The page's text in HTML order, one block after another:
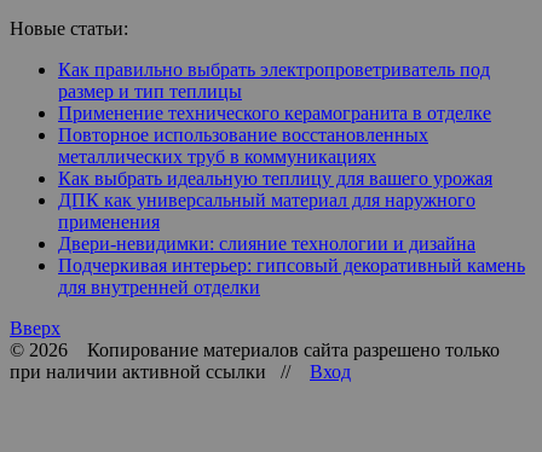
Новые статьи:
Как правильно выбрать электропроветриватель под
размер и тип теплицы
Применение технического керамогранита в отделке
Повторное использование восстановленных
металлических труб в коммуникациях
Как выбрать идеальную теплицу для вашего урожая
ДПК как универсальный материал для наружного
применения
Двери-невидимки: слияние технологии и дизайна
Подчеркивая интерьер: гипсовый декоративный камень
для внутренней отделки
Вверх
© 2026 Копирование материалов сайта разрешено только
при наличии активной ссылки // Вход